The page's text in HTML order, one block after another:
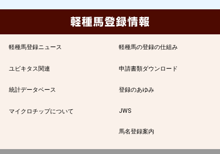
軽種馬登録ニュース 軽種馬の登録の仕組み
ユビキタス関連 申請書類ダウンロード
統計データベース 登録のあゆみ
マイクロチップについて JWS
馬名登録案内